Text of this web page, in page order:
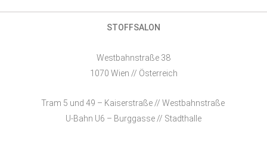
STOFFSALON
Westbahnstraße 38
1070 Wien // Österreich
Tram 5 und 49 – Kaiserstraße // Westbahnstraße
U-Bahn U6 – Burggasse // Stadthalle